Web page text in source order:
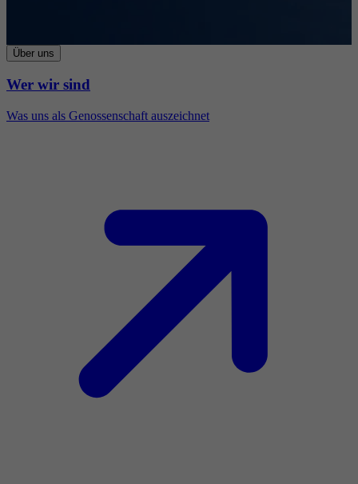
Über uns
Wer wir sind
Was uns als Genossenschaft auszeichnet